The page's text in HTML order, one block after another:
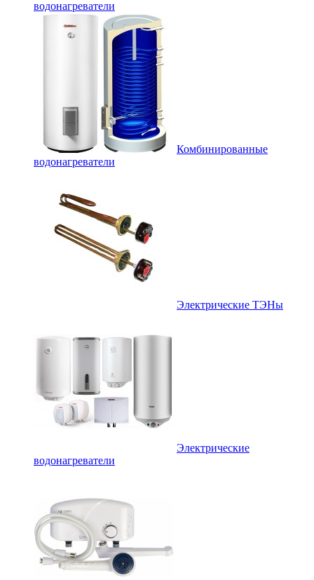
водонагреватели
Комбинированные
водонагреватели
Электрические ТЭНы
Электрические
водонагреватели